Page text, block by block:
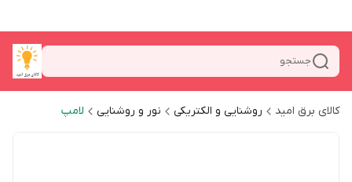
جستجو
کالای برق امید روشنایی و الکتریکی نور و روشنایی لامپ